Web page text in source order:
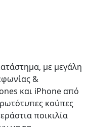
με μεγάλη
&
και iPhone από
κούπες
ποικιλία